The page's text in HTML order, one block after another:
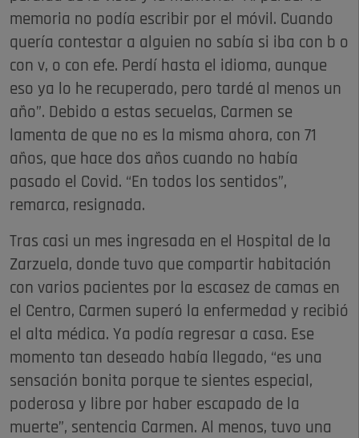
memoria no podía escribir por el móvil. Cuando
quería contestar a alguien no sabía si iba con b o
con v, o con efe. Perdí hasta el idioma, aunque
eso ya lo he recuperado, pero tardé al menos un
año”. Debido a estas secuelas, Carmen se
lamenta de que no es la misma ahora, con 71
años, que hace dos años cuando no había
pasado el Covid. “En todos los sentidos”,
remarca, resignada.
Tras casi un mes ingresada en el Hospital de la
Zarzuela, donde tuvo que compartir habitación
con varios pacientes por la escasez de camas en
el Centro, Carmen superó la enfermedad y recibió
el alta médica. Ya podía regresar a casa. Ese
momento tan deseado había llegado, “es una
sensación bonita porque te sientes especial,
poderosa y libre por haber escapado de la
muerte”, sentencia Carmen. Al menos, tuvo una